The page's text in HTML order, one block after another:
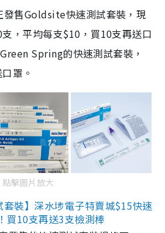
發售Goldsite快速測試套裝，現
，平均每支$10，買10支再送口
Spring的快速測試套裝，
罩。
點擊圖片放大
裝】深水埗電子特賣城$15快速
買10支再送3支檢測棒